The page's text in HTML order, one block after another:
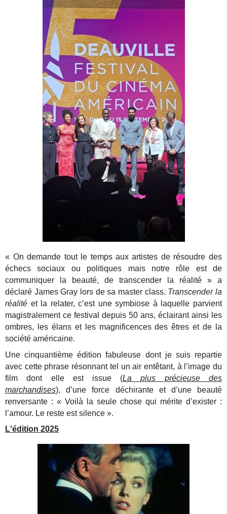
« On demande tout le temps aux artistes de résoudre des
échecs sociaux ou politiques mais notre rôle est de
communiquer la beauté, de transcender la réalité » a
déclaré James Gray lors de sa master class. Transcender la
réalité et la relater, c’est une symbiose à laquelle parvient
magistralement ce festival depuis 50 ans, éclairant ainsi les
ombres, les élans et les magnificences des êtres et de la
société américaine.
Une cinquantième édition fabuleuse dont je suis repartie
avec cette phrase résonnant tel un air entêtant, à l’image du
film dont elle est issue (La plus précieuse des
marchandises), d’une force déchirante et d’une beauté
renversante : « Voilà la seule chose qui mérite d’exister :
l’amour. Le reste est silence ».
L'édition 2025